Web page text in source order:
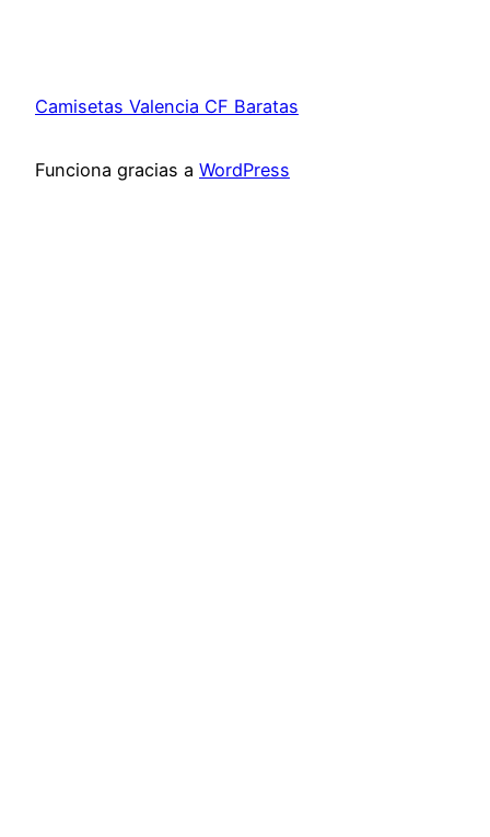
Camisetas Valencia CF Baratas
Funciona gracias a WordPress